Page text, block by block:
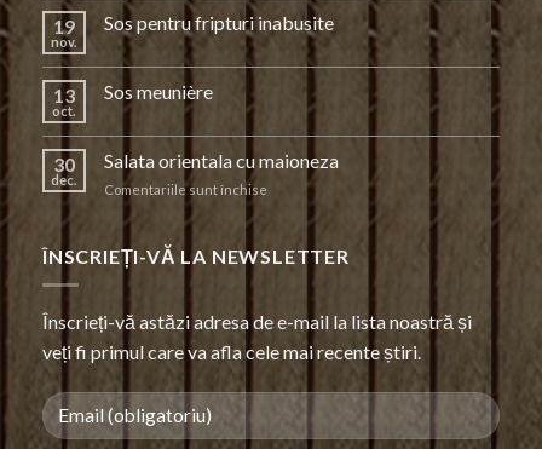
19
nov.
Sos pentru fripturi inabusite
13
oct.
Sos meunière
30
dec.
Salata orientala cu maioneza
Comentariile sunt închise pentru
orientala
cu
ÎNSCRIEȚI-VĂ LA NEWSLETTER
Înscrieți-vă astăzi adresa de e-mail la lista noastră și
veți fi primul care va afla cele mai recente știri.